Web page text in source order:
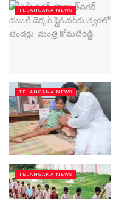
TELANGANA NEWS
TELANGANA NEWS
TELANGANA NEWS